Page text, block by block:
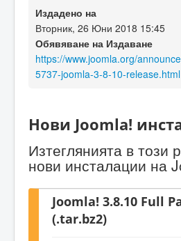
Издадено на
Вторник, 26 Юни 2018 15:45
Обявяване на Издаване
https://www.joomla.org/
5737-joomla-3-8-10-release.html
Нови Joomla!
Изтеглянията в този
нови инсталации на
Joomla! 3.8.10 Full
(.tar.bz2)